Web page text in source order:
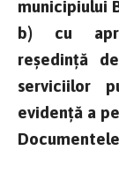
municipiului
b) cu
reşedinţă
serviciilor
evidenţă a